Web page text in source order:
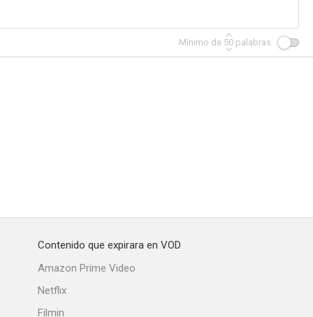
Mínimo de 50 palabras
Contenido que expirara en VOD
Amazon Prime Video
Netflix
Filmin